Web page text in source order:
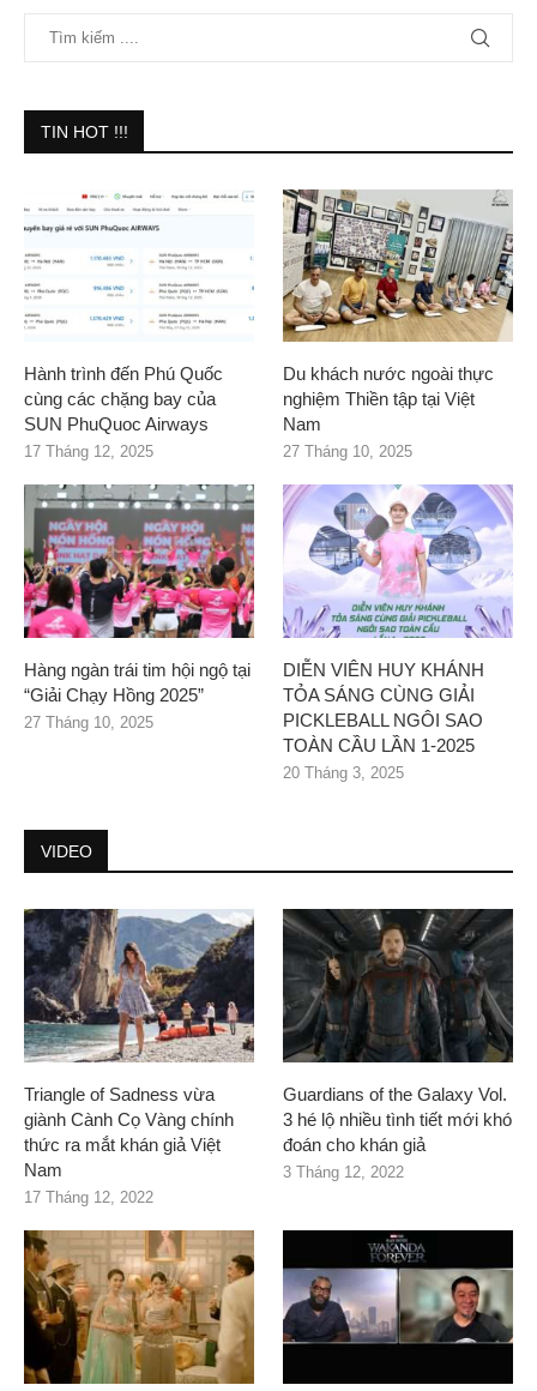
TIN HOT !!!
Hành trình đến Phú Quốc
cùng các chặng bay của
SUN PhuQuoc Airways
17 Tháng 12, 2025
Du khách nước ngoài thực
nghiệm Thiền tập tại Việt
Nam
27 Tháng 10, 2025
Hàng ngàn trái tim hội ngộ tại
“Giải Chạy Hồng 2025”
27 Tháng 10, 2025
DIỄN VIÊN HUY KHÁNH
TỎA SÁNG CÙNG GIẢI
PICKLEBALL NGÔI SAO
TOÀN CẦU LẦN 1-2025
20 Tháng 3, 2025
VIDEO
Triangle of Sadness vừa
giành Cành Cọ Vàng chính
thức ra mắt khán giả Việt
Nam
17 Tháng 12, 2022
Guardians of the Galaxy Vol.
3 hé lộ nhiều tình tiết mới khó
đoán cho khán giả
3 Tháng 12, 2022